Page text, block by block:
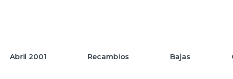
Abril 2001 Recambios Bajas